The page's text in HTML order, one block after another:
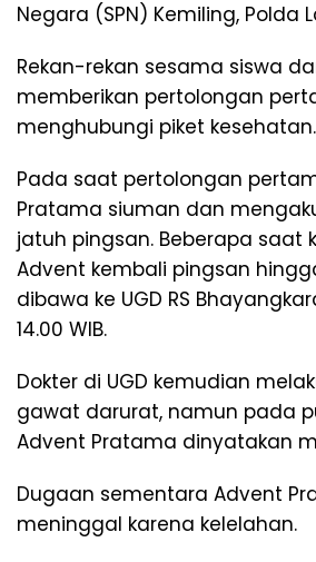
Negara (SPN) Kemiling, Polda
Rekan-rekan sesama siswa
memberikan pertolongan
menghubungi piket kesehatan.
Pada saat pertolongan
Pratama siuman dan
jatuh pingsan. Beberapa saat
Advent kembali pingsan
dibawa ke UGD RS
14.00 WIB.
Dokter di UGD kemudian
gawat darurat, namun pada
Advent Pratama dinyatakan
Dugaan sementara Advent
meninggal karena kelelahan.